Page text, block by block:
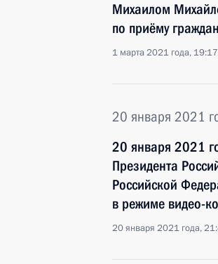
Михаилом
по приёму
1 марта 2021 года, 19:17
20 января 2021
20 января 2021
Президента
Российской
в режиме видео-
20 января 2021 года,